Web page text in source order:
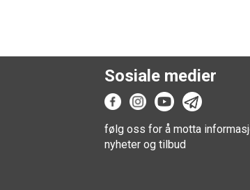
Sosiale medier
følg oss for å motta
nyheter og tilbud